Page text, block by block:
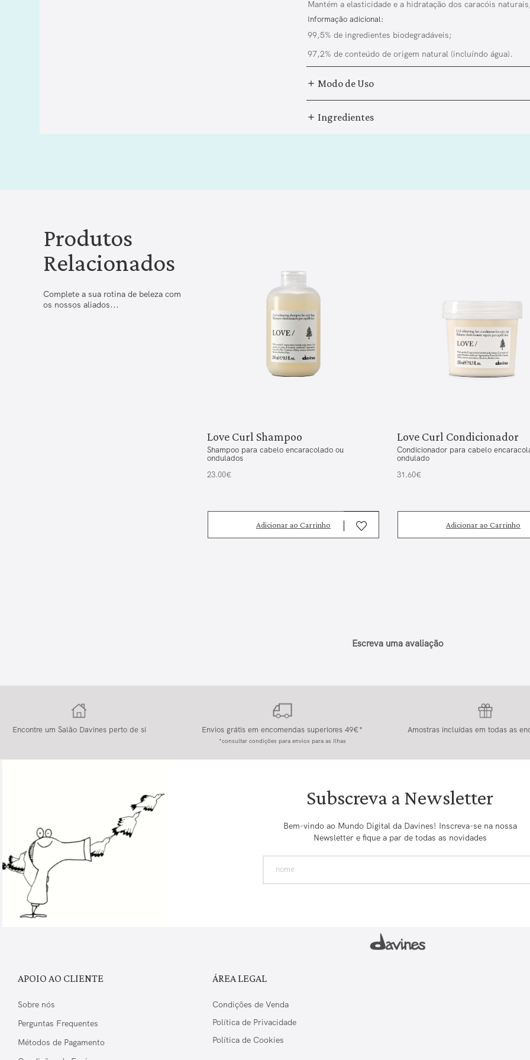
Mantém a elasticidade e a hidratação dos caracóis
Informação adicional:
99,5% de ingredientes biodegradáveis;
97,2% de conteúdo de origem natural (incluíndo água).
Modo de Uso
Ingredientes
Produtos
Relacionados
Complete a sua rotina de beleza com
os nossos aliados...
Love Curl Shampoo
Shampoo para cabelo encaracolado ou
ondulados
23.00€
Adicionar ao Carrinho
Love Curl Condicionador
Condicionador para cabelo
ondulado
31.60€
Adicionar ao Carrinho
Escreva uma avaliação
Encontre um Salão Davines perto de si Envios grátis em encomendas superiores 49€*
*consultar condições para envios para as Ilhas
Amostras incluídas em todas as
Subscreva a Newsletter
Bem-vindo ao Mundo Digital da Davines! Inscreva-se na nossa
Newsletter e fique a par de todas as novidades
APOIO AO CLIENTE
Sobre nós
Perguntas Frequentes
Métodos de Pagamento
ÁREA LEGAL
Condições de Venda
Política de Privacidade
Política de Cookies